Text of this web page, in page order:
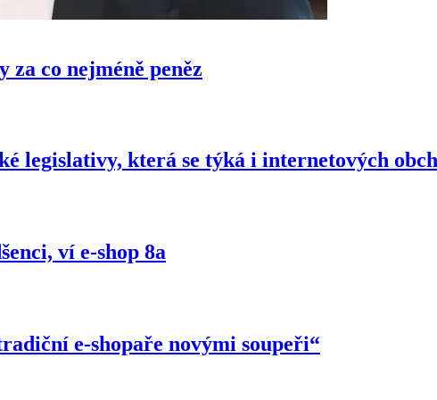
co nejméně peněz
legislativy, která se týká i internetových
ví e-shop 8a
e-shopaře novými soupeři“